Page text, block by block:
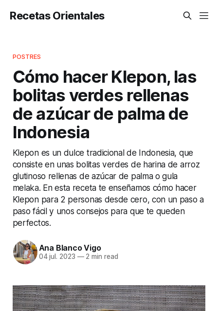
Recetas Orientales
POSTRES
Cómo hacer Klepon, las
bolitas verdes rellenas
de azúcar de palma de
Indonesia
Klepon es un dulce tradicional de Indonesia, que
consiste en unas bolitas verdes de harina de arroz
glutinoso rellenas de azúcar de palma o gula
melaka. En esta receta te enseñamos cómo hacer
Klepon para 2 personas desde cero, con un paso a
paso fácil y unos consejos para que te queden
perfectos.
Ana Blanco Vigo
04 jul. 2023 —2 min read